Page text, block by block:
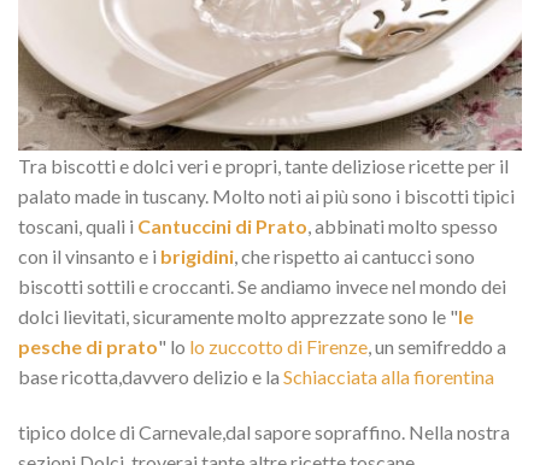
Tra biscotti e dolci veri e propri, tante deliziose ricette per il
palato made in tuscany. Molto noti ai più sono i biscotti tipici
toscani, quali i Cantuccini di Prato, abbinati molto spesso
con il vinsanto e i brigidini, che rispetto ai cantucci sono
biscotti sottili e croccanti. Se andiamo invece nel mondo dei
dolci lievitati, sicuramente molto apprezzate sono le "le
pesche di prato" lo lo zuccotto di Firenze, un semifreddo a
base ricotta,davvero delizio e la Schiacciata alla fiorentina
tipico dolce di Carnevale,dal sapore sopraffino. Nella nostra